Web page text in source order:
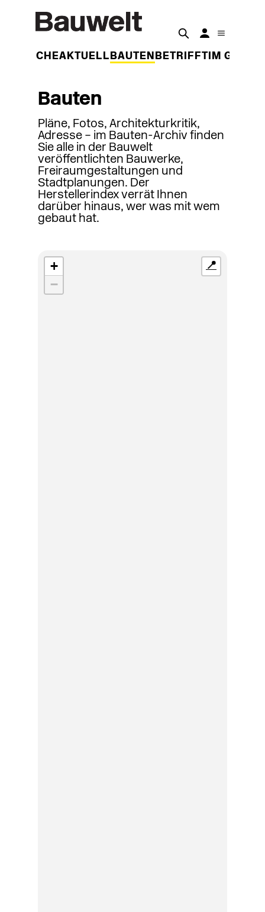
WOCHEAKTUELL BAUTEN BETRIFFT IM
Bauten
Pläne, Fotos, Architekturkritik,
Adresse – im Bauten-Archiv finden
Sie alle in der Bauwelt
veröffentlichten Bauwerke,
Freiraumgestaltungen und
Stadtplanungen. Der
Herstellerindex verrät Ihnen
darüber hinaus, wer was mit wem
gebaut hat.
+
−
📍